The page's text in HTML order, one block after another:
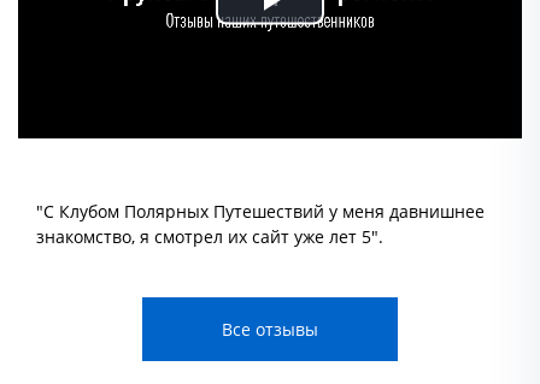
Play
"С Клубом Полярных Путешествий у меня давнишнее
знакомство, я смотрел их сайт уже лет 5".
Все отзывы